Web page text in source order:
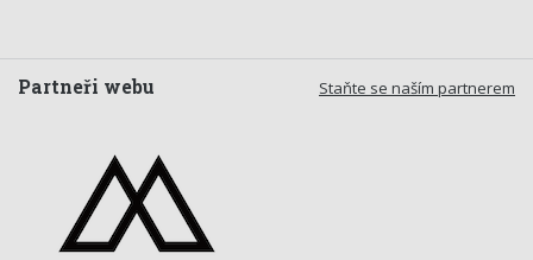
Staňte se naším partnerem
Partneři webu